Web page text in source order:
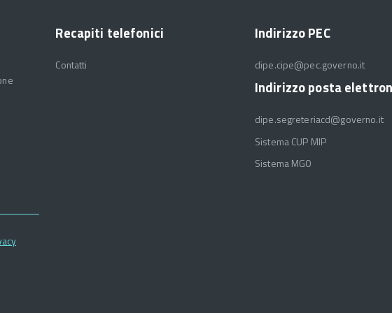
Recapiti telefonici
Contatti
Indirizzo PEC
dipe.cipe@pec.governo.it
Indirizzo posta
dipe.segreteriacd@governo.it
Sistema CUP MIP
Sistema MGO